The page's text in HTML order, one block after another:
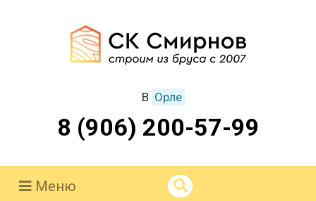
В Орле
8 (906) 200-57-99
Меню